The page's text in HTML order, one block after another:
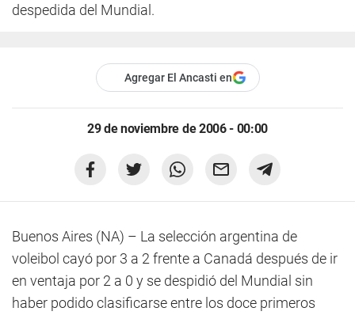
despedida del Mundial.
Agregar El Ancasti en
29 de noviembre de 2006 - 00:00
Buenos Aires (NA) – La selección argentina de
voleibol cayó por 3 a 2 frente a Canadá después de ir
en ventaja por 2 a 0 y se despidió del Mundial sin
haber podido clasificarse entre los doce primeros